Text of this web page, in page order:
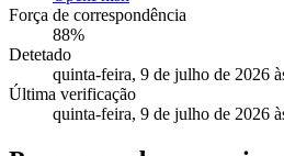
Força de correspondência
88%
Detetado
quinta-feira, 9 de julho de 2026
Última verificação
quinta-feira, 9 de julho de 2026